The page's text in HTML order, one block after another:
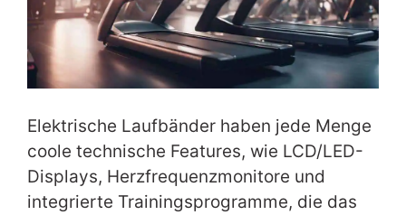
Elektrische Laufbänder haben jede Menge
coole technische Features, wie LCD/LED-
Displays, Herzfrequenzmonitore und
integrierte Trainingsprogramme, die das